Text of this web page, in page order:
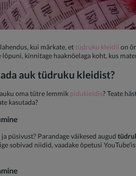
kui märkate, ettüdruku kleidil on
kinnitage haaknõelaga koht, kus
auk tüdruku kleidist?
oma tütre lemmik pidukleidis? Teate
kasutada?
püsivust? Parandage väikesed augud
sobivad niidid, vaadake õpetusi